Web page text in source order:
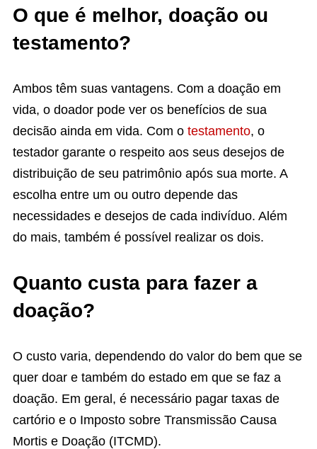
O que é melhor, doação ou
testamento?
Ambos têm suas vantagens. Com a doação em
vida, o doador pode ver os benefícios de sua
decisão ainda em vida. Com o testamento, o
testador garante o respeito aos seus desejos de
distribuição de seu patrimônio após sua morte. A
escolha entre um ou outro depende das
necessidades e desejos de cada indivíduo. Além
do mais, também é possível realizar os dois.
Quanto custa para fazer a
doação?
O custo varia, dependendo do valor do bem que se
quer doar e também do estado em que se faz a
doação. Em geral, é necessário pagar taxas de
cartório e o Imposto sobre Transmissão Causa
Mortis e Doação (ITCMD).